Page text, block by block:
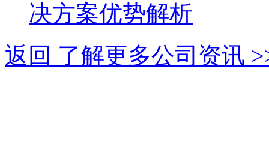
决方案优势解析
返回 了解更多公司资讯